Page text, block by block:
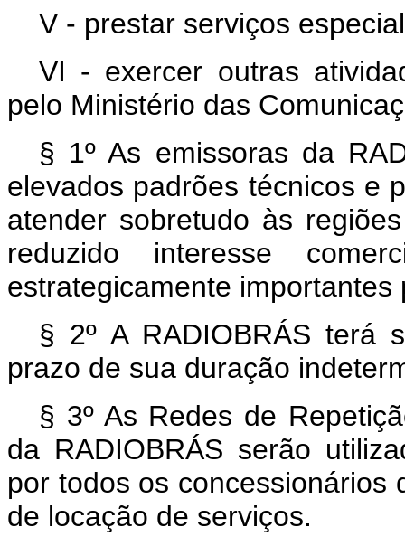
V - prestar serviços
VI - exercer outras
pelo Ministério das
§ 1º As emissoras da
elevados padrões técnicos e
atender sobretudo às
reduzido interesse
estrategicamente
§ 2º A RADIOBRÁS
prazo de sua duração
§ 3º As Redes de
da RADIOBRÁS serão
por todos os concessionários
de locação de serviços.